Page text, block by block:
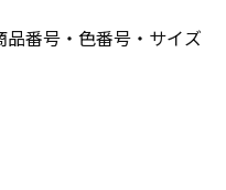
品番号・色番号・サイズ